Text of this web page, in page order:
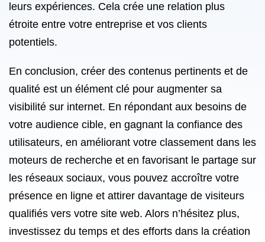
leurs expériences. Cela crée une relation plus
étroite entre votre entreprise et vos clients
potentiels.
En conclusion, créer des contenus pertinents et de
qualité est un élément clé pour augmenter sa
visibilité sur internet. En répondant aux besoins de
votre audience cible, en gagnant la confiance des
utilisateurs, en améliorant votre classement dans les
moteurs de recherche et en favorisant le partage sur
les réseaux sociaux, vous pouvez accroître votre
présence en ligne et attirer davantage de visiteurs
qualifiés vers votre site web. Alors n’hésitez plus,
investissez du temps et des efforts dans la création